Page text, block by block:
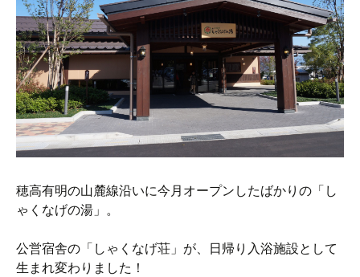
穂高有明の山麓線沿いに今月オープンしたばかりの「し
ゃくなげの湯」。
公営宿舎の「しゃくなげ荘」が、日帰り入浴施設として
生まれ変わりました！